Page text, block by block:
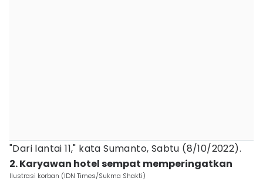
"Dari lantai 11," kata Sumanto, Sabtu (8/10/2022).
2. Karyawan hotel sempat memperingatkan
Ilustrasi korban (IDN Times/Sukma Shakti)